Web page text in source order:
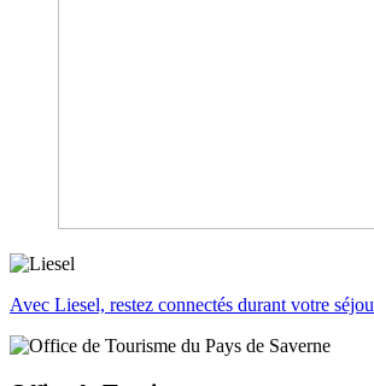
Avec Liesel, restez connectés durant votre